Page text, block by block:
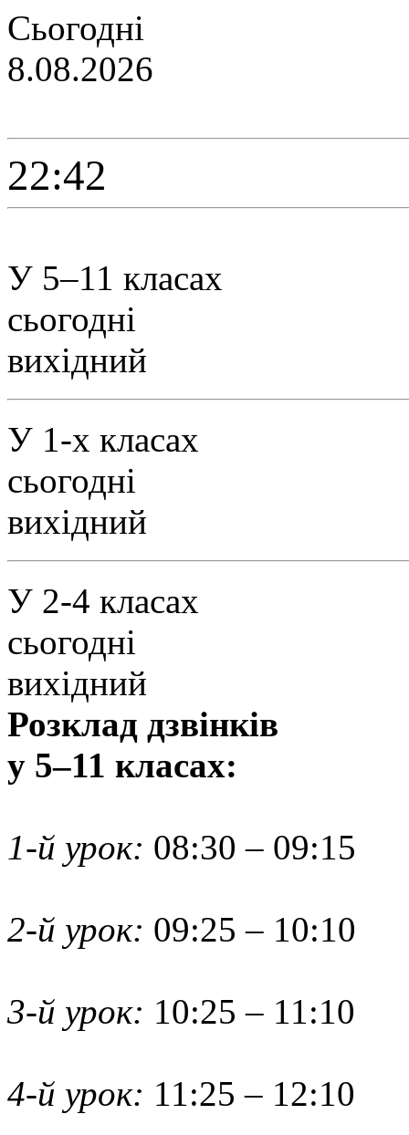
Сьогодні
8.08.2026
22:42
У 5–11 класах
сьогодні
вихідний
У 1-х класах
сьогодні
вихідний
У 2-4 класах
сьогодні
вихідний
Розклад дзвінків
у 5–11 класах:
1-й урок: 08:30 – 09:15
2-й урок: 09:25 – 10:10
3-й урок: 10:25 – 11:10
4-й урок: 11:25 – 12:10